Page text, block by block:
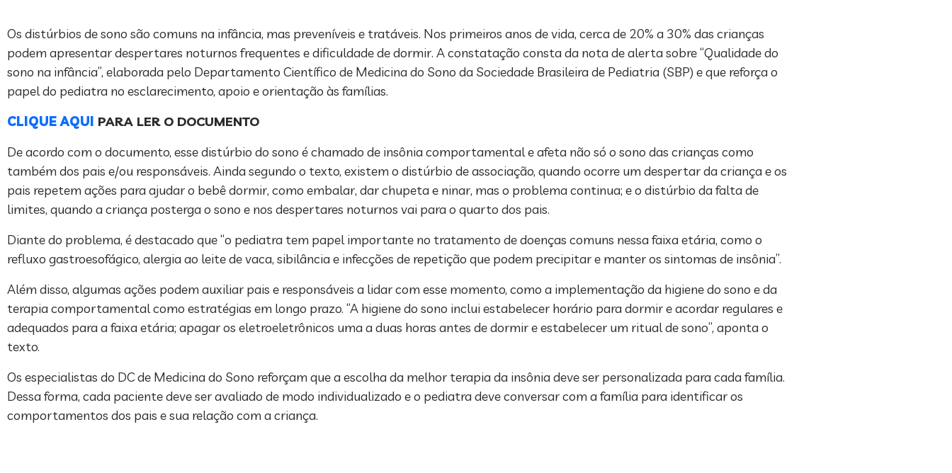
Os distúrbios de sono são comuns na infância, mas preveníveis e tratáveis. Nos primeiros anos de vida, cerca de 20% a 30% das crianças
podem apresentar despertares noturnos frequentes e dificuldade de dormir. A constatação consta da nota de alerta sobre “Qualidade do
sono na infância”, elaborada pelo Departamento Científico de Medicina do Sono da Sociedade Brasileira de Pediatria (SBP) e que reforça o
papel do pediatra no esclarecimento, apoio e orientação às famílias.
CLIQUE AQUI PARA LER O DOCUMENTO
De acordo com o documento, esse distúrbio do sono é chamado de insônia comportamental e afeta não só o sono das crianças como
também dos pais e/ou responsáveis. Ainda segundo o texto, existem o distúrbio de associação, quando ocorre um despertar da criança e os
pais repetem ações para ajudar o bebê dormir, como embalar, dar chupeta e ninar, mas o problema continua; e o distúrbio da falta de
limites, quando a criança posterga o sono e nos despertares noturnos vai para o quarto dos pais.
Diante do problema, é destacado que “o pediatra tem papel importante no tratamento de doenças comuns nessa faixa etária, como o
refluxo gastroesofágico, alergia ao leite de vaca, sibilância e infecções de repetição que podem precipitar e manter os sintomas de insônia”.
Além disso, algumas ações podem auxiliar pais e responsáveis a lidar com esse momento, como a implementação da higiene do sono e da
terapia comportamental como estratégias em longo prazo. “A higiene do sono inclui estabelecer horário para dormir e acordar regulares e
adequados para a faixa etária; apagar os eletroeletrônicos uma a duas horas antes de dormir e estabelecer um ritual de sono”, aponta o
texto.
Os especialistas do DC de Medicina do Sono reforçam que a escolha da melhor terapia da insônia deve ser personalizada para cada família.
Dessa forma, cada paciente deve ser avaliado de modo individualizado e o pediatra deve conversar com a família para identificar os
comportamentos dos pais e sua relação com a criança.